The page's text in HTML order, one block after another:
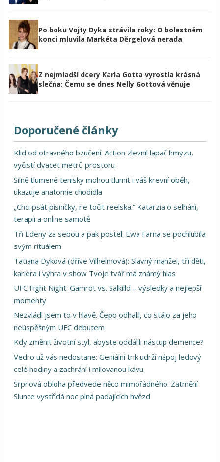
Po boku Vojty Dyka strávila roky: O bolestném
konci mluvila Markéta Děrgelová nerada
Z nejmladší dcery Karla Gotta vyrostla krásná
slečna: Čemu se dnes Nelly Gottová věnuje
Doporučené články
Klid od otravného bzučení: Action zlevnil lapač hmyzu,
vyčistí dvacet metrů prostoru
Silně tlumené tenisky mohou tlumit i váš krevní oběh,
ukazuje anatomie chodidla
„Chci psát písničky, ne točit reelska.“ Katarzia o selhání,
terapii a online samotě
Tři Edeny za sebou a pak postel: Ewa Farna se pochlubila
svým rituálem
Tatiana Dyková (dříve Vilhelmová): Slavný manžel, tři děti,
kariéra i výhra v show Tvoje tvář má známý hlas
UFC Fight Night: Gamrot vs. Salkilld – výsledky a nejlepší
momenty
Nezvládl jsem to v hlavě. Čepo odhalil, co stálo za jeho
neúspěšným UFC debutem
Kdy změnit životní styl, abyste oddálili nástup demence?
Vedro už vás nedostane: Geniální trik udrží nápoj ledový
celé hodiny a zachrání i milovanou kávu
Srpnová obloha předvede něco mimořádného. Zatmění
Slunce vystřídá noc plná padajících hvězd